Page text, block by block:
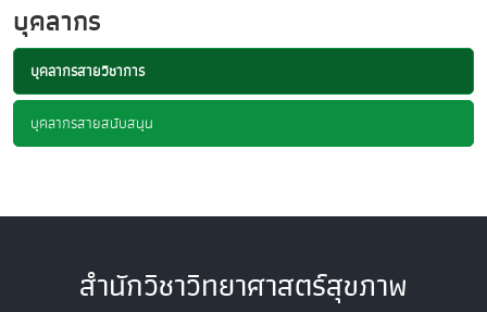
บุคลากร
บุคลากรสายวิชาการ
บุคลากรสายสนับสนุน
สำนักวิชาวิทยาศาสตร์สุขภาพ